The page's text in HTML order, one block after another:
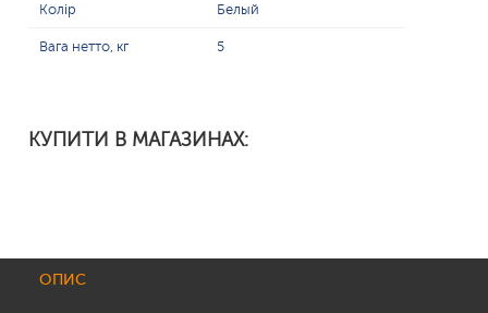
Колір Белый
Вага нетто, кг 5
КУПИТИ В МАГАЗИНАХ:
ОПИС